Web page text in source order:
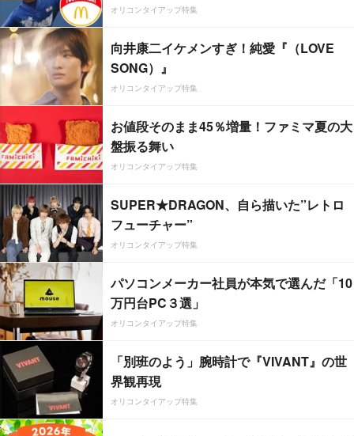
オリコンタイアップ特集
向井康二イケメンすぎ！純愛『（LOVE
SONG）』
オリコンタイアップ特集
お値段そのまま45％増量！ファミマ夏の大
盤振る舞い
オリコンタイアップ特集
SUPER★DRAGON、自ら描いた”レトロ
フューチャー”
オリコンタイアップ特集
パソコンメーカー社員が本気で選んだ「10
万円台PC３選」
オリコンタイアップ特集
「別班のよう」腕時計で『VIVANT』の世
界観再現
オリコンタイアップ特集